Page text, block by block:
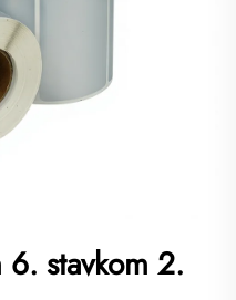
6. stavkom 2.